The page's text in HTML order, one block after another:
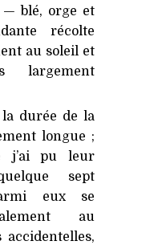
— blé, orge et
récolte
au soleil et
largement
la durée de la
longue ;
j’ai pu leur
sept
eux se
au